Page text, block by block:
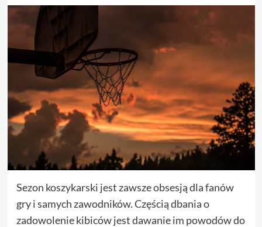
Sezon koszykarski jest zawsze obsesją dla fanów
gry i samych zawodników. Częścią dbania o
zadowolenie kibiców jest dawanie im powodów do